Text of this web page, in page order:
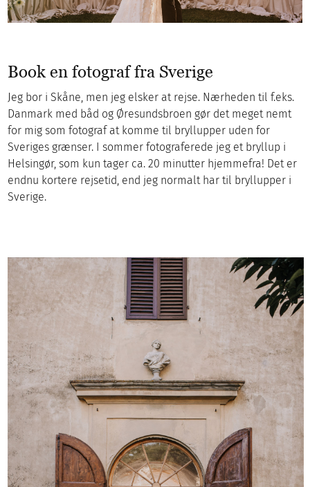
Book en fotograf fra Sverige
Jeg bor i Skåne, men jeg elsker at rejse. Nærheden til f.eks.
Danmark med båd og Øresundsbroen gør det meget nemt
for mig som fotograf at komme til bryllupper uden for
Sveriges grænser. I sommer fotograferede jeg et bryllup i
Helsingør, som kun tager ca. 20 minutter hjemmefra! Det er
endnu kortere rejsetid, end jeg normalt har til bryllupper i
Sverige.